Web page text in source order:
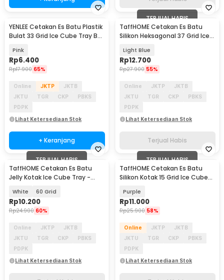
YENLEE Cetakan Es Batu Plastik
Bulat 33 Grid Ice Cube Tray BPA
Pink
Rp6.400
Rp17.900 65%
Online JKTP
JKTB
JKTU
TGR CKP
PBKS
PDPK
Lihat Ketersediaan Stok
+ Keranjang
TERJUAL HABIS
TaffHOME Cetakan Es Batu
Silikon Heksagonal 37 Grid Ice
Light Blue
Rp12.700
Rp27.900 55%
Online JKTP
JKTB
JKTU
TGR CKP
PBKS
PDPK
Lihat Ketersediaan Stok
Terjual Habis
TERJUAL HABIS
TaffHOME Cetakan Es Batu
Jelly Kotak Ice Cube Tray -
White 60 Grid
Rp10.200
Rp24.900 60%
Online JKTP
JKTB
JKTU
TGR CKP
PBKS
PDPK
Lihat Ketersediaan Stok
TERJUAL HABIS
TaffHOME Cetakan Es Batu
Silikon Kotak 15 Grid Ice Cube
Purple
Rp11.000
Rp25.900 58%
Online JKTP
JKTB
JKTU
TGR CKP
PBKS
PDPK
Lihat Ketersediaan Stok